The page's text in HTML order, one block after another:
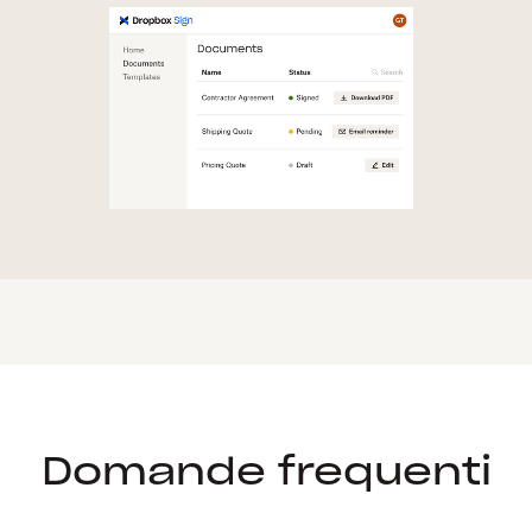
Domande frequenti